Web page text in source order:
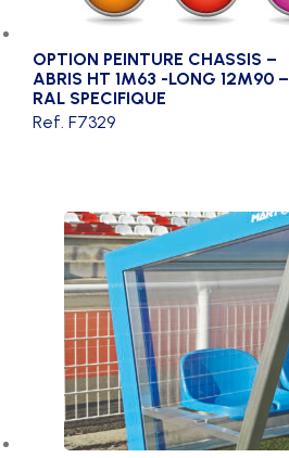
OPTION PEINTURE CHASSIS –
ABRIS HT 1M63 -LONG 12M90 –
RAL SPECIFIQUE
Ref. F7329